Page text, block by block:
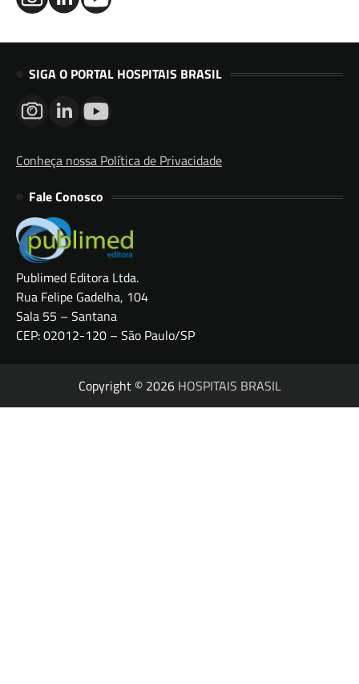
SIGA O PORTAL HOSPITAIS BRASIL
Conheça nossa Política de Privacidade
Fale Conosco
Publimed Editora Ltda.
Rua Felipe Gadelha, 104
Sala 55 – Santana
CEP: 02012-120 – São Paulo/SP
Copyright © 2026 HOSPITAIS BRASIL